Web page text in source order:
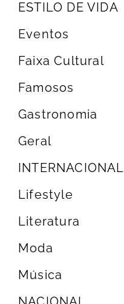
ESTILO DE VIDA
Eventos
Faixa Cultural
Famosos
Gastronomia
Geral
INTERNACIONAL
Lifestyle
Literatura
Moda
Música